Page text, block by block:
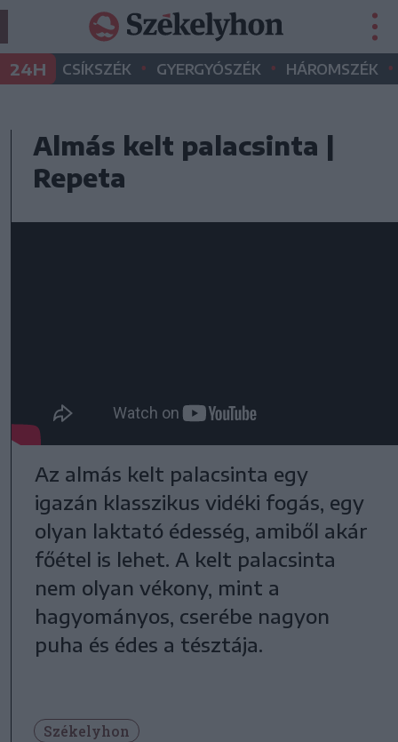
24H CSÍKSZÉK • GYERGYÓSZÉK • HÁROMSZÉK •
Almás kelt palacsinta |
Repeta
Az almás kelt palacsinta egy
igazán klasszikus vidéki fogás, egy
olyan laktató édesség, amiből akár
főétel is lehet. A kelt palacsinta
nem olyan vékony, mint a
hagyományos, cserébe nagyon
puha és édes a tésztája.
Székelyhon